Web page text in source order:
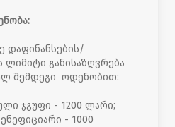
დაფინანსების/
ლიმიტი განისაზღვრება
შემდეგი ოდენობით:
ჯგუფი - 1200 ლარი;
- 1000